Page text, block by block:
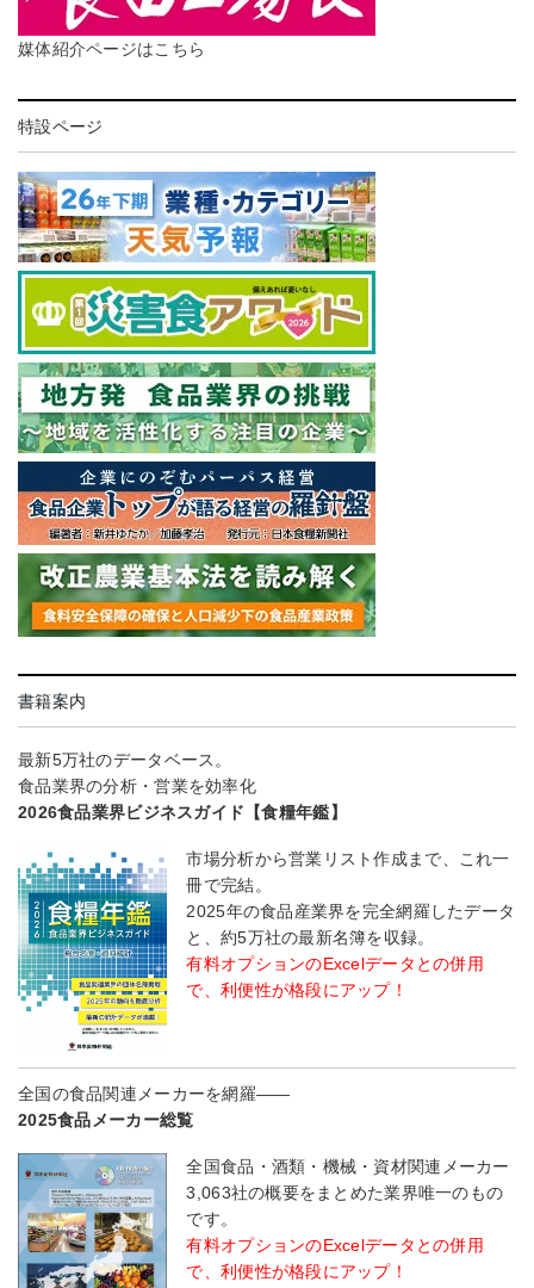
媒体紹介ページはこちら
特設ページ
書籍案内
最新5万社のデータベース。
食品業界の分析・営業を効率化
2026食品業界ビジネスガイド【食糧年鑑】
市場分析から営業リスト作成まで、これ一
冊で完結。
2025年の食品産業界を完全網羅したデータ
と、約5万社の最新名簿を収録。
有料オプションのExcelデータとの併用
で、利便性が格段にアップ！
全国の食品関連メーカーを網羅――
2025食品メーカー総覧
全国食品・酒類・機械・資材関連メーカー
3,063社の概要をまとめた業界唯一のもの
です。
有料オプションのExcelデータとの併用
で、利便性が格段にアップ！